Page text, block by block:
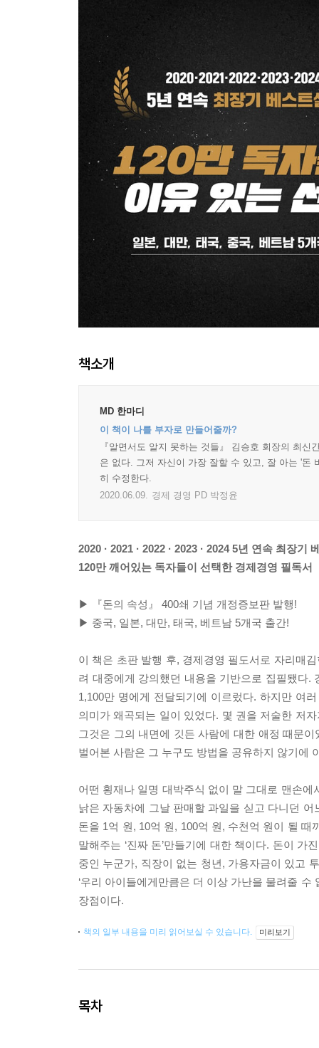
책소개
MD 한마디
이 책이 나를 부자로 만들어줄까?
『알면서도 알지 못하는 것들』 김승호 회장의 최
은 없다. 그저 자신이 가장 잘할 수 있고, 잘 아는 '돈
히 수정한다.
2020.06.09. 경제 경영 PD 박정윤
2020 · 2021 · 2022 · 2023 · 2024 5년 연속 최장기
120만 깨어있는 독자들이 선택한 경제경영 필독서
▶ 『돈의 속성』 400쇄 기념 개정증보판 발행!
▶ 중국, 일본, 대만, 태국, 베트남 5개국 출간!
이 책은 초판 발행 후, 경제경영 필도서로 자리매
려 대중에게 강의했던 내용을 기반으로 집필됐다
1,100만 명에게 전달되기에 이르렀다. 하지만 여
의미가 왜곡되는 일이 있었다. 몇 권을 저술한 저
그것은 그의 내면에 깃든 사람에 대한 애정 때문
벌어본 사람은 그 누구도 방법을 공유하지 않기에
어떤 횡재나 일명 대박주식 없이 말 그대로 맨손
낡은 자동차에 그날 판매할 과일을 싣고 다니던
돈을 1억 원, 10억 원, 100억 원, 수천억 원이 될 때
말해주는 ‘진짜 돈’만들기에 대한 책이다. 돈이
중인 누군가, 직장이 없는 청년, 가용자금이 있고
‘우리 아이들에게만큼은 더 이상 가난을 물려줄
장점이다.
책의 일부 내용을 미리 읽어보실 수 있습니다. 미리보기
목차